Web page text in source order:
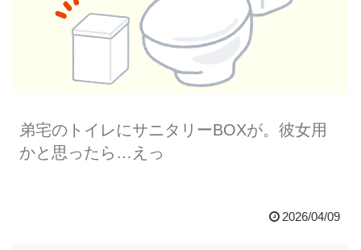
弟宅のトイレにサニタリーBOXが。彼女用
かと思ったら…えっ
2026/04/09